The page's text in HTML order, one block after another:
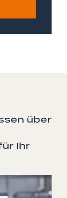
über
Ihr